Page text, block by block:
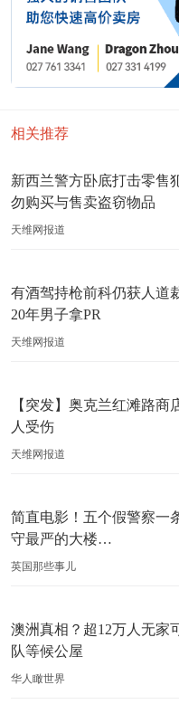
相关推荐
新西兰警方卧底打击零售
勿购买与售卖盗窃物品
天维网报道
有酒驾持枪前科仍获人道
20年男子拿PR
天维网报道
【突发】奥克兰红滩路商
人受伤
天维网报道
简直电影！五个假警察一
守最严的大楼…
英国那些事儿
澳洲真相？超12万人无家
队等候公屋
华人瞰世界